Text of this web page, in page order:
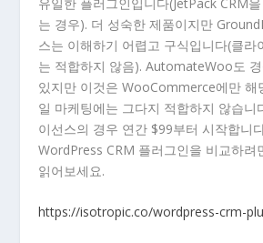
는 경우). 더 성숙한 제품이지만
스는 이해하기 어렵고 구식입니다(클라
는 적합하지 않음). AutomateWoo도
있지만 이것은 WooCommerce에만 해
일 마케팅에는 그다지 적합하지 않습니
이선스의 경우 연간 $99부터 시작합니
WordPress CRM 플러그인을 비교하려
읽어보세요.
https://isotropic.co/wordpress-crm-